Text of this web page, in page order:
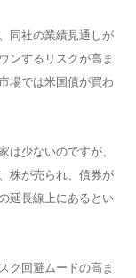
同社の業績見通しが
ンするリスクが高ま
場では米国債が買わ
少ないのですが、
株が売られ、債券が
延長線上にあるとい
ク回避ムードの高ま